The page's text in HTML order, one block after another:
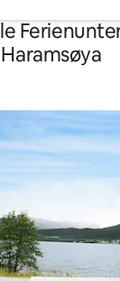
Haramsøya